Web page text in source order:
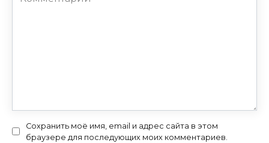
Сохранить моё имя, email и адрес сайта в этом
браузере для последующих моих комментариев.